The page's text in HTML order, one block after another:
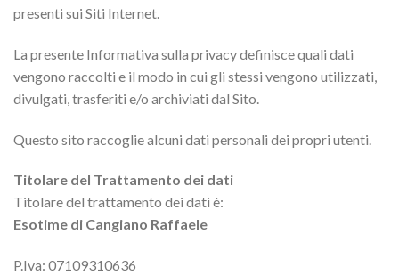
presenti sui Siti Internet.
La presente Informativa sulla privacy definisce quali dati
vengono raccolti e il modo in cui gli stessi vengono utilizzati,
divulgati, trasferiti e/o archiviati dal Sito.
Questo sito raccoglie alcuni dati personali dei propri utenti.
Titolare del Trattamento dei dati
Titolare del trattamento dei dati è:
Esotime di Cangiano Raffaele
P.Iva: 07109310636